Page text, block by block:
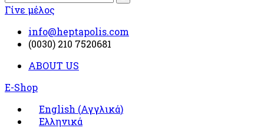
Γίνε μέλος
info@heptapolis.com
(0030) 210 7520681
ABOUT US
E-Shop
English (Αγγλικά)
Ελληνικά